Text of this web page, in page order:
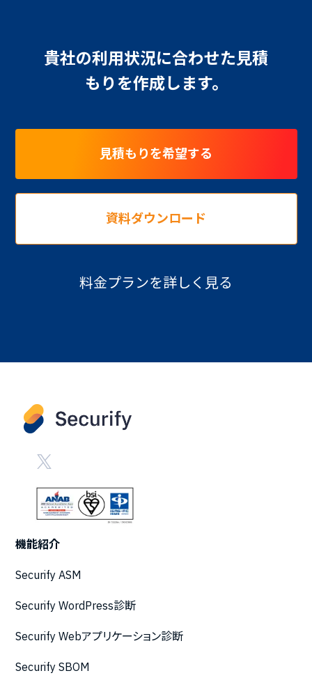
貴社の利用状況に合わせた見積
もりを作成します。
見積もりを希望する
資料ダウンロード
料金プランを詳しく見る
機能紹介
Securify ASM
Securify WordPress診断
Securify Webアプリケーション診断
Securify SBOM